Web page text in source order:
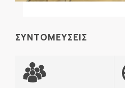
ΣΥΝΤΟΜΕΥΣΕΙΣ